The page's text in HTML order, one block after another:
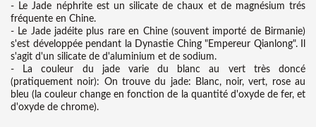
- Le Jade néphrite est un silicate de chaux et de magnésium trés
fréquente en Chine.
- Le Jade jadéite plus rare en Chine (souvent importé de Birmanie)
s'est développée pendant la Dynastie Ching "Empereur Qianlong". Il
s'agit d'un silicate de d'aluminium et de sodium.
- La couleur du jade varie du blanc au vert très doncé
(pratiquement noir): On trouve du jade: Blanc, noir, vert, rose au
bleu (la couleur change en fonction de la quantité d'oxyde de fer, et
d'oxyde de chrome).